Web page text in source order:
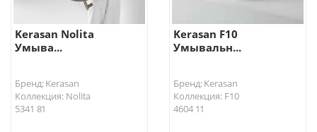
Kerasan Nolita
Умыва...
Бренд: Kerasan
Коллекция: Nolita
5341 81
Kerasan F10
Умывальн...
Бренд: Kerasan
Коллекция: F10
4604 11